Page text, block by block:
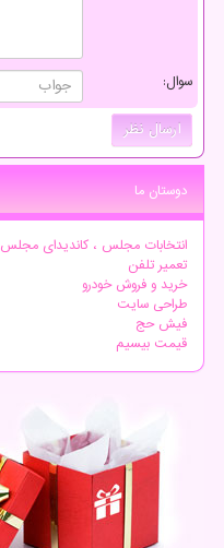
سوال:
دوستان ما
انتخابات مجلس ، کاندیدای مجلس
تعمیر تلفن
خرید و فروش خودرو
طراحی سایت
فیش حج
قیمت بیسیم